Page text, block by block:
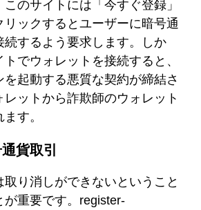
のサイトには「今すぐ登録」
リックするとユーザーに暗号通
続するよう要求します。しか
でウォレットを接続すると、
起動する悪質な契約が締結さ
ットから詐欺師のウォレット
す。
貨取引
り消しができないということ
が重要です。register-